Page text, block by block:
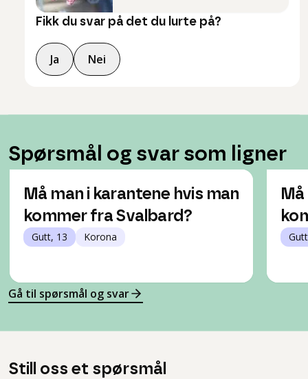
Fikk du svar på det du lurte på?
Ja Nei
Spørsmål og svar som ligner
Må man i karantene hvis man
kommer fra Svalbard?
Gutt, 13 Korona
Gå til spørsmål og svar
Still oss et spørsmål